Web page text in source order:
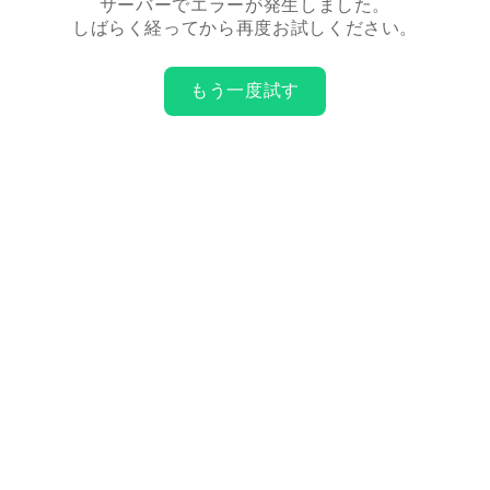
サーバーでエラーが発生しました。
しばらく経ってから再度お試しください。
もう一度試す